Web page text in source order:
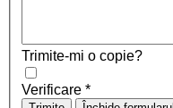
Trimite-mi o copie?
Verificare *